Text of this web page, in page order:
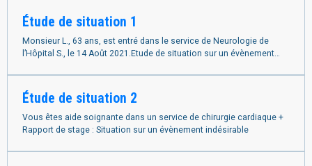
Étude de situation 1
Monsieur L., 63 ans, est entré dans le service de Neurologie de
l’Hôpital S., le 14 Août 2021.Etude de situation sur un évènement
Étude de situation 2
Vous êtes aide soignante dans un service de chirurgie cardiaque +
Rapport de stage : Situation sur un évènement indésirable